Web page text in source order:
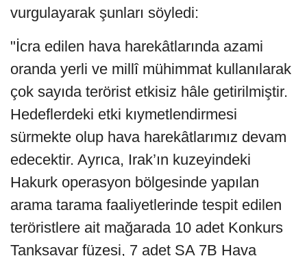
vurgulayarak şunları söyledi:
"İcra edilen hava harekâtlarında azami
oranda yerli ve millî mühimmat kullanılarak
çok sayıda terörist etkisiz hâle getirilmiştir.
Hedeflerdeki etki kıymetlendirmesi
sürmekte olup hava harekâtlarımız devam
edecektir. Ayrıca, Irak’ın kuzeyindeki
Hakurk operasyon bölgesinde yapılan
arama tarama faaliyetlerinde tespit edilen
teröristlere ait mağarada 10 adet Konkurs
Tanksavar füzesi, 7 adet SA 7B Hava